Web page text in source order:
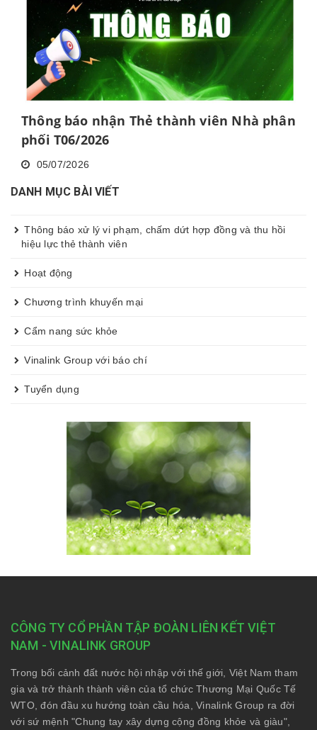
Thông báo nhận Thẻ thành viên Nhà phân
phối T06/2026
05/07/2026
DANH MỤC BÀI VIẾT
Thông báo xử lý vi phạm, chấm dứt hợp đồng và thu hồi
hiệu lực thẻ thành viên
Hoạt động
Chương trình khuyến mại
Cẩm nang sức khỏe
Vinalink Group với báo chí
Tuyển dụng
CÔNG TY CỔ PHẦN TẬP ĐOÀN LIÊN KẾT VIỆT
NAM - VINALINK GROUP
Trong bối cảnh đất nước hội nhập với thế giới, Việt Nam tham
gia và trở thành thành viên của tổ chức Thương Mại Quốc Tế
WTO, đón đầu xu hướng toàn cầu hóa, Vinalink Group ra đời
với sứ mệnh "Chung tay xây dựng cộng đồng khỏe và giàu",